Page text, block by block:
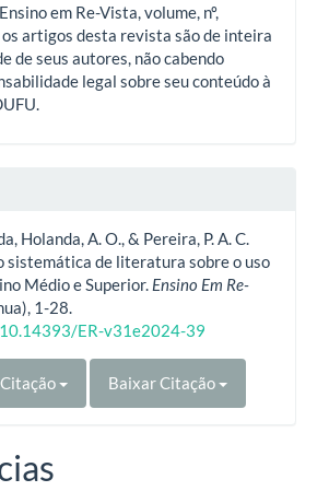
em Re-Vista, volume, nº,
os artigos desta revista são de inteira
de seus autores, não cabendo
legal sobre seu conteúdo à
Holanda, A. O., & Pereira, P. A. C.
sistemática de literatura sobre o uso
Médio e Superior. Ensino Em Re-
1-28.
ER-v31e2024-39
Baixar Citação